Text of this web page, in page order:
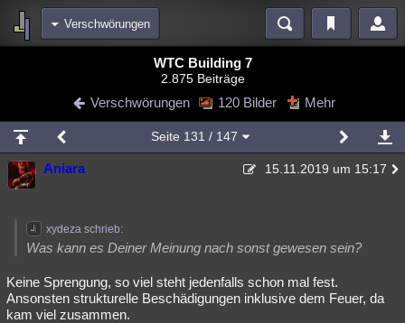
Verschwörungen
Blogs Videos
Chat Wiki Neuigkeiten
meine Rubriken
Menschen Mystery Kriminalfälle
Natur Umfragen Unterhaltung
Philosophie Träume Orte Esoterik Literatur
WTC Building 7
2.875 Beiträge
Verschwörungen 120 Bilder Mehr
Seite 131 / 147
Aniara 15.11.2019 um 15:17
xydeza schrieb:
Was kann es Deiner Meinung nach sonst gewesen sein?
Keine Sprengung, so viel steht jedenfalls schon mal fest.
Ansonsten strukturelle Beschädigungen inklusive dem Feuer, da
kam viel zusammen.